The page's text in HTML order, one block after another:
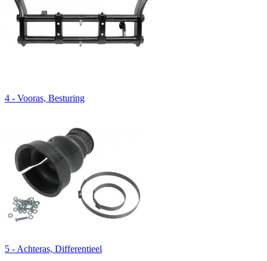
4 - Vooras, Besturing
5 - Achteras, Differentieel